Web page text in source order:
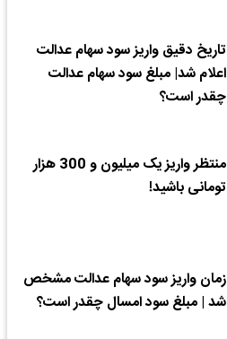
تاریخ دقیق واریز سود سهام عدالت
اعلام شد| مبلغ سود سهام عدالت
چقدر است؟
منتظر واریز یک میلیون و 300 هزار
تومانی باشید!
زمان واریز سود سهام عدالت مشخص
شد | مبلغ سود امسال چقدر است؟